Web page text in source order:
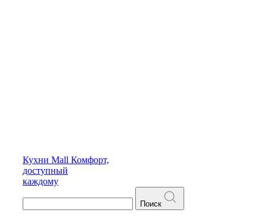
Кухни Mall Комфорт,
доступный
каждому
Поиск